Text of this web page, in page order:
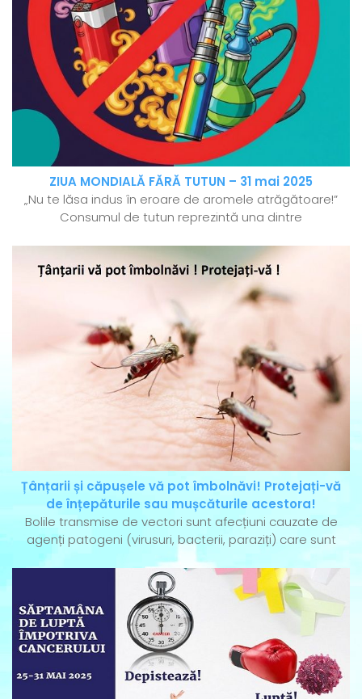
ZIUA MONDIALĂ FĂRĂ TUTUN – 31 mai 2025
„Nu te lăsa indus în eroare de aromele atrăgătoare!”
Consumul de tutun reprezintă una dintre
Țânțarii și căpușele vă pot îmbolnăvi! Protejați-vă
de înțepăturile sau mușcăturile acestora!
Bolile transmise de vectori sunt afecțiuni cauzate de
agenți patogeni (virusuri, bacterii, paraziți) care sunt